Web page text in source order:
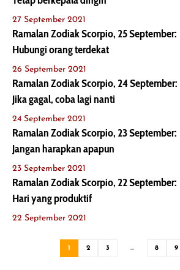
27 September 2021
Ramalan Zodiak Scorpio, 25 September:
Hubungi orang terdekat
26 September 2021
Ramalan Zodiak Scorpio, 24 September:
Jika gagal, coba lagi nanti
24 September 2021
Ramalan Zodiak Scorpio, 23 September:
Jangan harapkan apapun
23 September 2021
Ramalan Zodiak Scorpio, 22 September:
Hari yang produktif
22 September 2021
1 2 3 … 8 9